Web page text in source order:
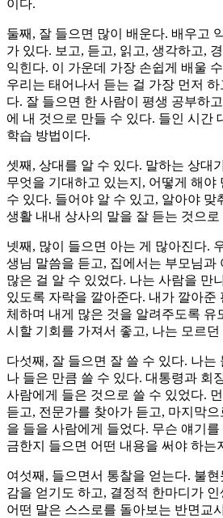
이다.
둘째, 잘 들으면 많이 배운다. 배우고
가 있다. 보고, 듣고, 읽고, 생각하고,
익힌다. 이 가운데 가장 손쉽게 배울
우리는 태어나서 듣는 걸 가장 먼저
다. 잘 들으면 한 사람이 평생 공부하
에 내 것으로 만들 수 있다. 들인 시간
학습 방법이다.
셋째, 상대를 알 수 있다. 말하는 상대
무엇을 기대하고 있는지, 어떻게 해야
수 있다. 들어야 알 수 있고, 알아야 맞
생활 내내 상사의 말을 잘 듣는 것으로
넷째, 많이 들으면 아는 게 많아진다.
생님 말씀을 듣고, 집에서는 부모님과
많은 걸 알 수 있었다. 나는 사람을 만
있도록 자락을 깔아준다. 내가 깔아준
체하며 내게 많은 것을 알려주도록 유
시할 기회를 가져서 좋고, 나는 모르
다섯째, 잘 들으면 잘 쓸 수 있다. 나는
나 들은 만큼 쓸 수 있다. 대통령과 회
사람에게 들은 것으로 쓸 수 있었다.
듣고, 전문가를 찾아가 듣고, 마지막
을 들을 사람에게 들었다. 무슨 얘기
금한지 들으면 어떤 내용을 써야 하는
여섯째, 들으면서 통찰을 얻는다. 불
감을 얻기도 하고, 결정적 한마디가
어떤 말은 스스로를 돌아보는 반면교